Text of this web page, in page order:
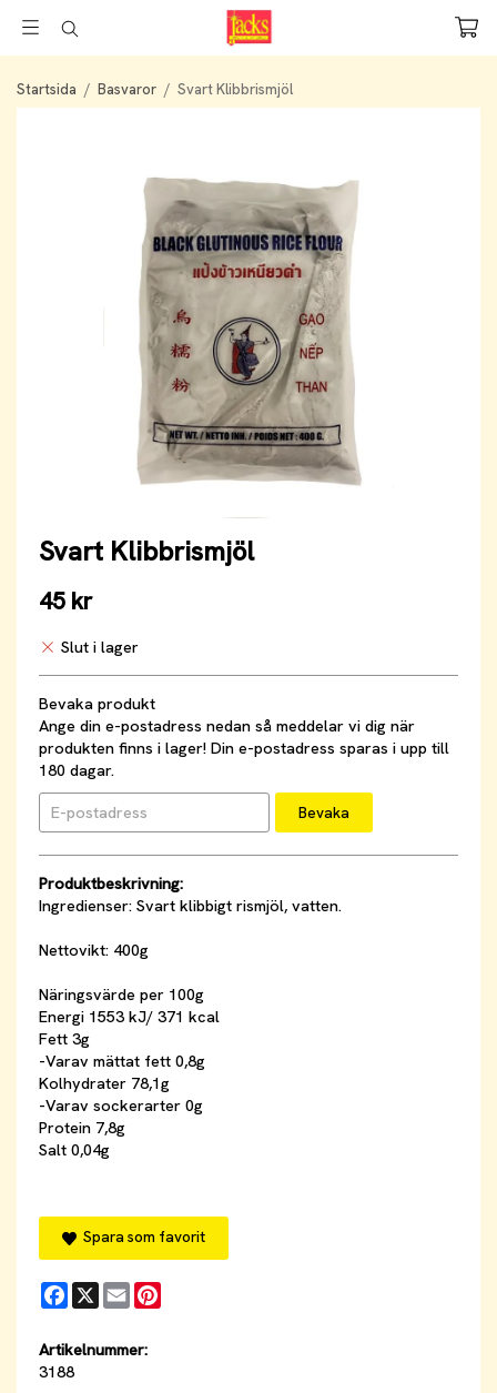
Startsida / Basvaror / Svart Klibbrismjöl
Svart Klibbrismjöl
45 kr
Slut i lager
Bevaka produkt
Ange din e-postadress nedan så meddelar vi dig när
produkten finns i lager! Din e-postadress sparas i upp till
180 dagar.
Bevaka
Produktbeskrivning:
Ingredienser: Svart klibbigt rismjöl, vatten.
Nettovikt: 400g
Näringsvärde per 100g
Energi 1553 kJ/ 371 kcal
Fett 3g
-Varav mättat fett 0,8g
Kolhydrater 78,1g
-Varav sockerarter 0g
Protein 7,8g
Salt 0,04g
Spara som favorit
Facebook
X Email
Artikelnummer:
3188